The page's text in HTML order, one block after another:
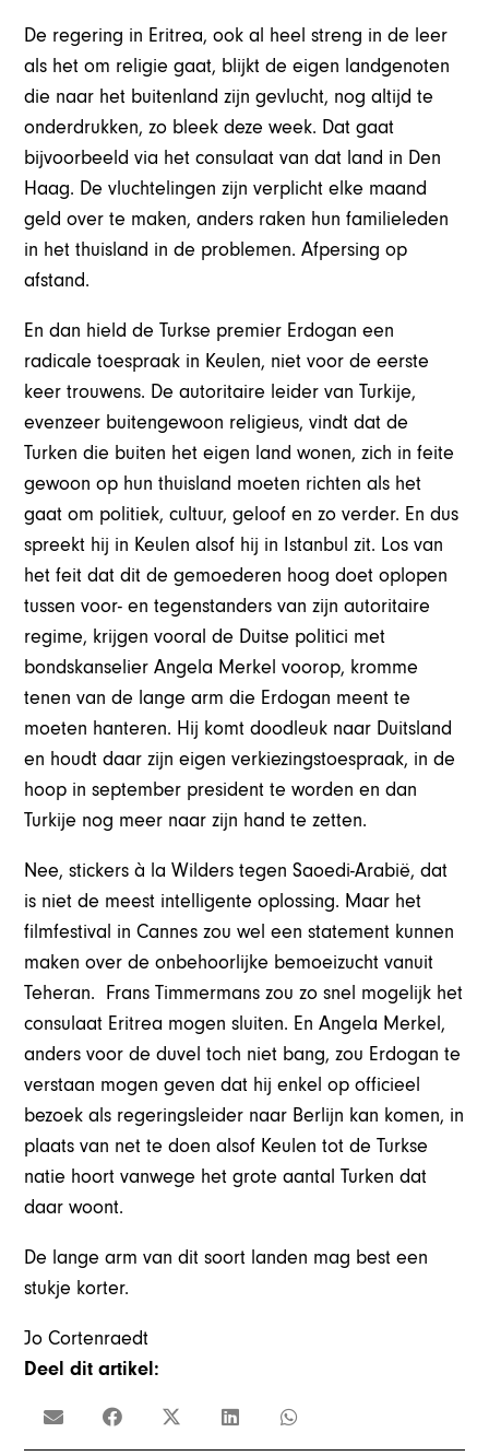
De regering in Eritrea, ook al heel streng in de leer
als het om religie gaat, blijkt de eigen landgenoten
die naar het buitenland zijn gevlucht, nog altijd te
onderdrukken, zo bleek deze week. Dat gaat
bijvoorbeeld via het consulaat van dat land in Den
Haag. De vluchtelingen zijn verplicht elke maand
geld over te maken, anders raken hun familieleden
in het thuisland in de problemen. Afpersing op
afstand.
En dan hield de Turkse premier Erdogan een
radicale toespraak in Keulen, niet voor de eerste
keer trouwens. De autoritaire leider van Turkije,
evenzeer buitengewoon religieus, vindt dat de
Turken die buiten het eigen land wonen, zich in feite
gewoon op hun thuisland moeten richten als het
gaat om politiek, cultuur, geloof en zo verder. En dus
spreekt hij in Keulen alsof hij in Istanbul zit. Los van
het feit dat dit de gemoederen hoog doet oplopen
tussen voor- en tegenstanders van zijn autoritaire
regime, krijgen vooral de Duitse politici met
bondskanselier Angela Merkel voorop, kromme
tenen van de lange arm die Erdogan meent te
moeten hanteren. Hij komt doodleuk naar Duitsland
en houdt daar zijn eigen verkiezingstoespraak, in de
hoop in september president te worden en dan
Turkije nog meer naar zijn hand te zetten.
Nee, stickers à la Wilders tegen Saoedi-Arabië, dat
is niet de meest intelligente oplossing. Maar het
filmfestival in Cannes zou wel een statement kunnen
maken over de onbehoorlijke bemoeizucht vanuit
Teheran. Frans Timmermans zou zo snel mogelijk het
consulaat Eritrea mogen sluiten. En Angela Merkel,
anders voor de duvel toch niet bang, zou Erdogan te
verstaan mogen geven dat hij enkel op officieel
bezoek als regeringsleider naar Berlijn kan komen, in
plaats van net te doen alsof Keulen tot de Turkse
natie hoort vanwege het grote aantal Turken dat
daar woont.
De lange arm van dit soort landen mag best een
stukje korter.
Jo Cortenraedt
Deel dit artikel: